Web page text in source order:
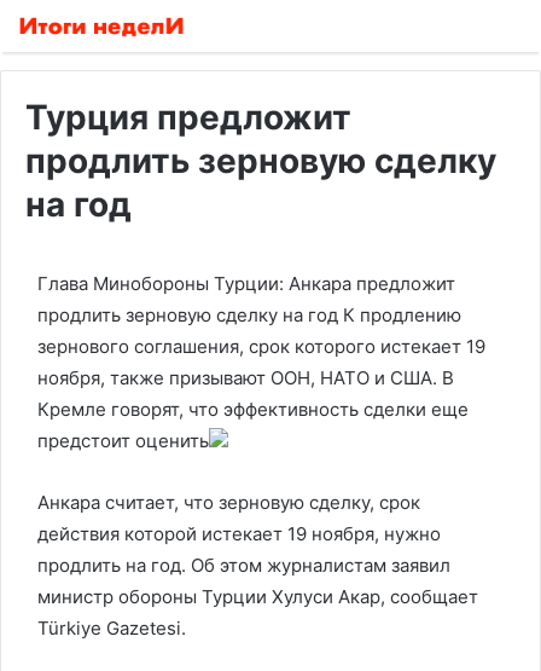
Турция предложит
продлить зерновую сделку
на год
Глава Минобороны Турции: Анкара предложит
продлить зерновую сделку на год К продлению
зернового соглашения, срок которого истекает 19
ноября, также призывают ООН, НАТО и США. В
Кремле говорят, что эффективность сделки еще
предстоит оценить
Анкара считает, что зерновую сделку, срок
действия которой истекает 19 ноября, нужно
продлить на год. Об этом журналистам заявил
министр обороны Турции Хулуси Акар, сообщает
Türkiye Gazetesi.